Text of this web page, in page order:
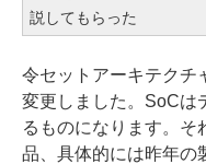
説してもらった
令セットアーキテクチ
変更しました。SoCは
るものになります。そ
品、具体的には昨年の